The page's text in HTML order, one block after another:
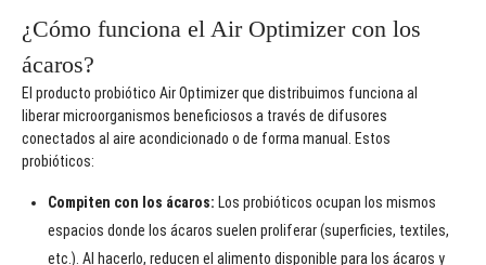
¿Cómo funciona el Air Optimizer con los
ácaros?
El producto probiótico Air Optimizer que distribuimos funciona al
liberar microorganismos beneficiosos a través de difusores
conectados al aire acondicionado o de forma manual. Estos
probióticos:
Compiten con los ácaros: Los probióticos ocupan los mismos
espacios donde los ácaros suelen proliferar (superficies, textiles,
etc.). Al hacerlo, reducen el alimento disponible para los ácaros y